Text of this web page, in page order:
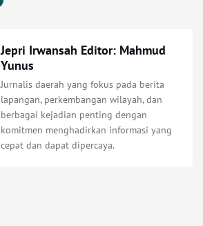
Jepri Irwansah Editor: Mahmud
Yunus
Jurnalis daerah yang fokus pada berita
lapangan, perkembangan wilayah, dan
berbagai kejadian penting dengan
komitmen menghadirkan informasi yang
cepat dan dapat dipercaya.